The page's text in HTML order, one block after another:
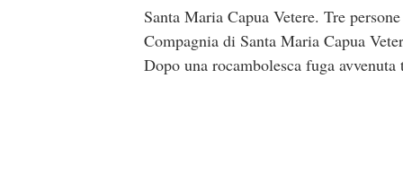
Santa Maria Capua Vetere. Tre
Compagnia di Santa Maria Capua
Dopo una rocambolesca fuga